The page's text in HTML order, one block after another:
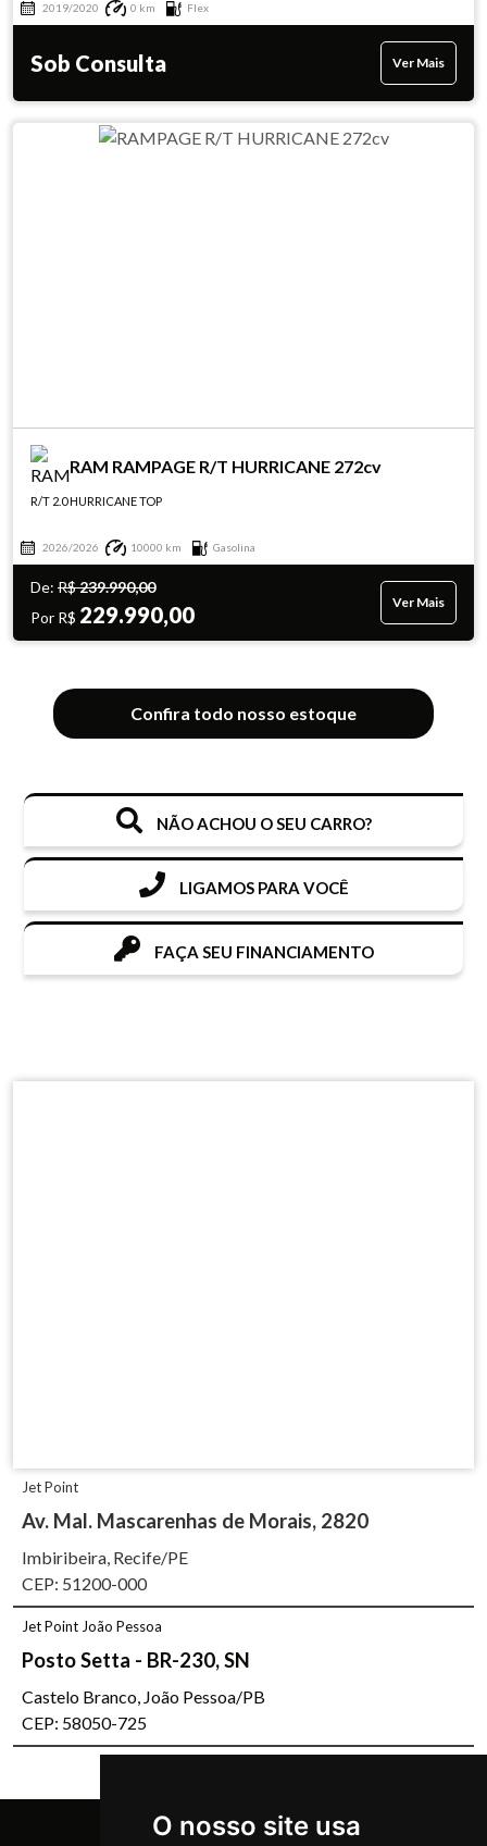
O nosso site usa
2019/2020 0 km Flex
Sob Consulta Ver Mais
RAM RAMPAGE R/T HURRICANE 272cv
R/T 2.0 HURRICANE TOP
2026/2026 10000 km Gasolina
De: R$239.990,00
Por R$ 229.990,00 Ver Mais
Confira todo nosso estoque
NÃO ACHOU O SEU CARRO?
LIGAMOS PARA VOCÊ
FAÇA SEU FINANCIAMENTO
Jet Point
Av. Mal. Mascarenhas de Morais, 2820
Imbiribeira, Recife/PE
CEP: 51200-000
Jet Point João Pessoa
Posto Setta - BR-230, SN
Castelo Branco, João Pessoa/PB
CEP: 58050-725